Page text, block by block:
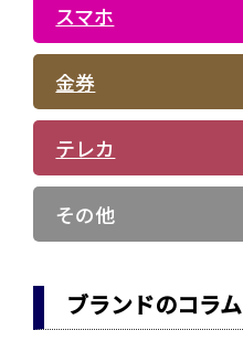
スマホ
金券
テレカ
その他
ブランドのコラム